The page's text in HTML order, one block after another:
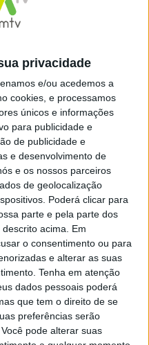
privacidade
e/ou acedemos a
cookies, e processamos
únicos e informações
para publicidade e
de publicidade e
e desenvolvimento de
e os nossos parceiros
de geolocalização
Poderá clicar para
parte e pela parte dos
acima. Em
o consentimento ou para
e alterar as suas
Tenha em atenção
dados pessoais poderá
que tem o direito de se
preferências serão
pode alterar suas
em vigor.
Principal da Polícia
representa uma
a capacidade de
proteção tanto dos
Acrescentou ainda que
o esforço da
e recursos ao serviço
reafirma, assim, o seu
dos serviços
do bem-estar dos